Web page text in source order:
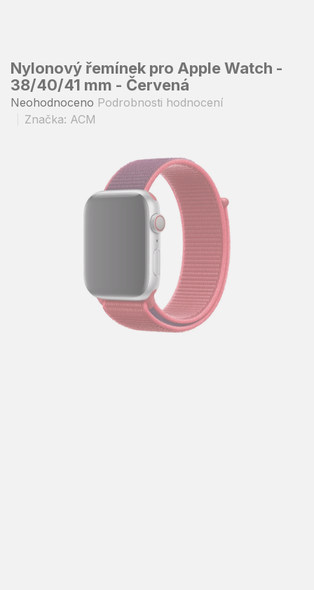
Nylonový řemínek pro Apple Watch -
38/40/41 mm - Červená
Průměrné
hodnocení
Neohodnoceno Podrobnosti hodnocení
Značka: ACM